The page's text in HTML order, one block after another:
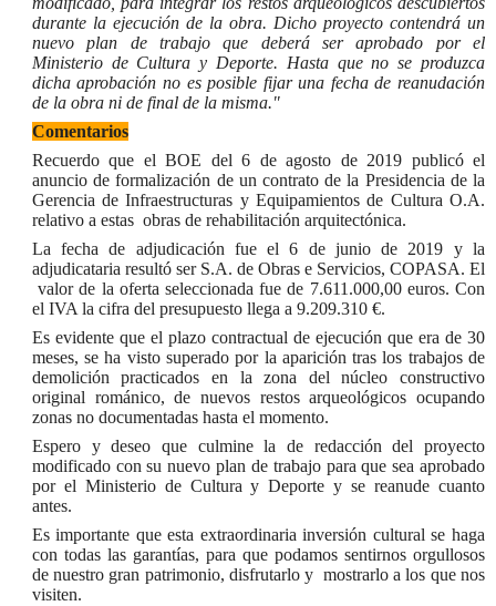
durante la ejecución de la obra. Dicho proyecto contendrá un
nuevo plan de trabajo que deberá ser aprobado por el
Ministerio de Cultura y Deporte. Hasta que no se produzca
dicha aprobación no es posible fijar una fecha de reanudación
de la obra ni de final de la misma."
Comentarios
Recuerdo que el BOE del 6 de agosto de 2019 publicó el
anuncio de formalización de un contrato de la Presidencia de la
Gerencia de Infraestructuras y Equipamientos de Cultura O.A.
relativo a estas obras de rehabilitación arquitectónica.
La fecha de adjudicación fue el 6 de junio de 2019 y la
adjudicataria resultó ser S.A. de Obras e Servicios, COPASA. El
valor de la oferta seleccionada fue de 7.611.000,00 euros. Con
el IVA la cifra del presupuesto llega a 9.209.310 €.
Es evidente que el plazo contractual de ejecución que era de 30
meses, se ha vistosuperado por la aparición tras los trabajos de
demolición practicados en la zona del núcleo constructivo
original románico, de nuevos restos arqueológicos ocupando
zonas no documentadas hasta el momento.
Espero y deseo que culmine la de redacción del proyecto
modificado con su nuevo plan de trabajo para que sea aprobado
por el Ministerio de Cultura y Deporte y se reanude cuanto
antes.
Es importante que esta extraordinaria inversión cultural se haga
con todas las garantías, para que podamos sentirnos orgullosos
de nuestro gran patrimonio, disfrutarlo y mostrarlo a los que nos
visiten.